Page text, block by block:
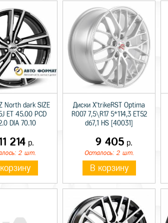
North dark SIZE
ET 45.00 PCD
DIA 70.10
214р.
2 шт.
Диски X'trikeRST Optima
R007 7,5\R17 5*114,3 ET52
d67,1 HS [40031]
9 405 р.
Осталось: 2 шт.
В корзину